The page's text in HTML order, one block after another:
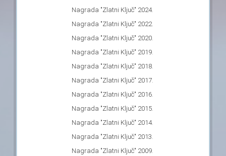
Nagrada "Zlatni Ključ" 2024.
Nagrada "Zlatni Ključ" 2022.
Nagrada "Zlatni Ključ" 2020.
Nagrada "Zlatni Ključ" 2019.
Nagrada "Zlatni Ključ" 2018.
Nagrada "Zlatni Ključ" 2017.
Nagrada "Zlatni Ključ" 2016.
Nagrada "Zlatni Ključ" 2015.
Nagrada "Zlatni Ključ" 2014.
Nagrada "Zlatni Ključ" 2013.
Nagrada "Zlatni Ključ" 2009.